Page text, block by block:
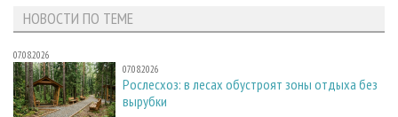
ПРОИЗВОДСТВО МЕБЕЛИ
БИОЭНЕРГЕТИКА
ЦБП
ИНСТРУМЕНТ И МАТЕРИАЛЫ
ПРИОРИТЕТНЫЕ ИНВЕСТПРОЕКТЫ
RUSSIAN FORESTRY REVIEW
ГАЗЕТА ЛЕСПРОМФОРУМ
БИБЛИОТЕКА СПЕЦИАЛИСТА
НОВОСТИ ПО ТЕМЕ
07.08.2026
07.08.2026
Рослесхоз: в лесах обустроят зоны отдыха без
вырубки